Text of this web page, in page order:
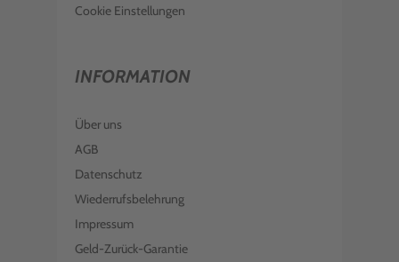
Cookie Einstellungen
INFORMATION
Über uns
AGB
Datenschutz
Wiederrufsbelehrung
Impressum
Geld-Zurück-Garantie